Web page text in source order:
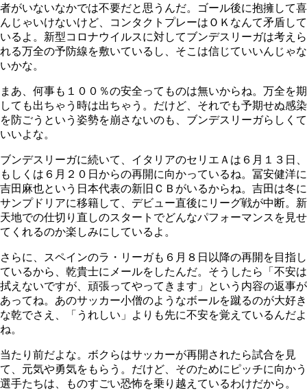
者がいないなかでは不要だと思うんだ。ゴール後に抱擁して喜
んじゃいけないけど、コンタクトプレーはＯＫなんて矛盾して
いるよ。新型コロナウイルスに対してブンデスリーガは考えら
れる万全の予防線を敷いているし、そこは信じていいんじゃな
いかな。
まあ、何事も１００％の安全ってものは無いからね。万全を期
しても出ちゃう時は出ちゃう。だけど、それでも予期せぬ感染
を防ごうという姿勢を崩さないのも、ブンデスリーガらしくて
いいよな。
ブンデスリーガに続いて、イタリアのセリエＡは６月１３日、
もしくは６月２０日からの再開に向かっているね。冨安健洋に
吉田麻也という日本代表の新旧ＣＢがいるからね。吉田は冬に
サンプドリアに移籍して、デビュー直後にリーグ戦が中断。新
天地での仕切り直しのスタートでどんなパフォーマンスを見せ
てくれるのか楽しみにしているよ。
さらに、スペインのラ・リーガも６月８日以降の再開を目指し
ているから、乾貴士にメールをしたんだ。そうしたら「不安は
拭えないですが、頑張ってやってきます」という内容の返事が
あってね。あのサッカー小僧のようなボールを蹴るのが大好き
な乾でさえ、「うれしい」よりも先に不安を覚えているんだよ
ね。
当たり前だよな。ボクらはサッカーが再開されたら試合を見
て、元気や勇気をもらう。だけど、そのためにピッチに向かう
選手たちは、ものすごい恐怖を乗り越えているわけだから。